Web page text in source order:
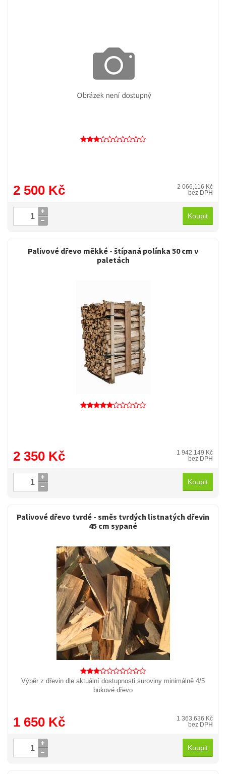
2 500 Kč
2 066,116 Kč
bez DPH
Koupit
Palivové dřevo měkké - štípaná polínka 50 cm v
paletách
2 350 Kč
1 942,149 Kč
bez DPH
Koupit
Palivové dřevo tvrdé - směs tvrdých listnatých dřevin
45 cm sypané
Výběr z dřevin dle aktuální dostupnosti suroviny minimálně 4/5
bukové dřevo
1 650 Kč
1 363,636 Kč
bez DPH
Koupit